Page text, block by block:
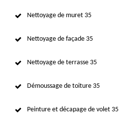
Nettoyage de muret 35
Nettoyage de façade 35
Nettoyage de terrasse 35
Démoussage de toiture 35
Peinture et décapage de volet 35